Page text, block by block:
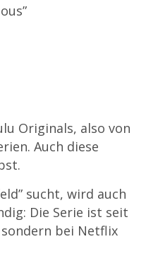
Originals, also von
Auch diese
sucht, wird auch
Die Serie ist seit
bei Netflix